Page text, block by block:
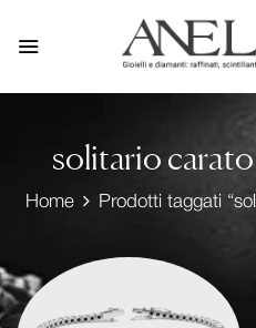
solitario
Home Prodotti taggati